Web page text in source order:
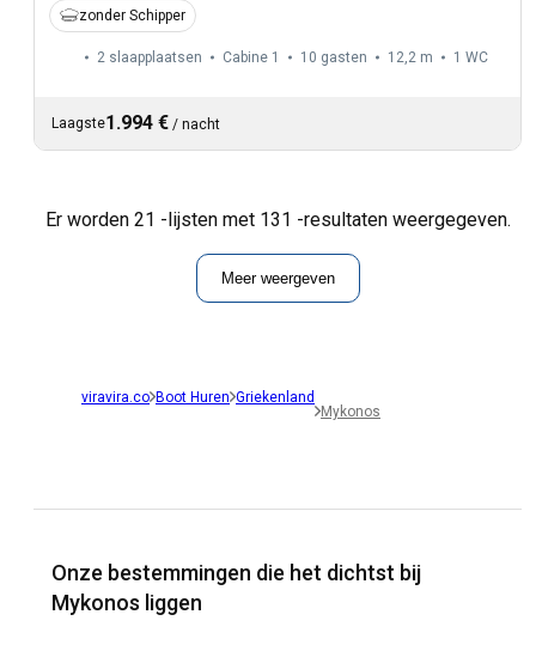
zonder Schipper
2 slaapplaatsen Cabine 1 10 gasten 12,2 m 1 WC
Laagste1.994 € / nacht
Er worden 21 -lijsten met 131 -resultaten weergegeven.
Meer weergeven
viravira.co Boot Huren Griekenland
Mykonos
Onze bestemmingen die het dichtst bij
Mykonos liggen